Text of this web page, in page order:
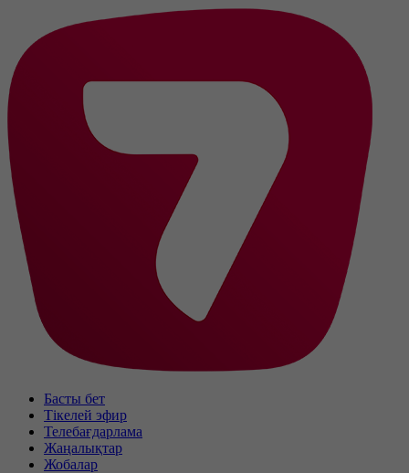
Басты бет
Тікелей эфир
Телебағдарлама
Жаңалықтар
Жобалар